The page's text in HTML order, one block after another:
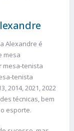
Alexandre é
mesa
mesa-tenista
tenista
2014, 2021, 2022
técnicas, bem
esporte.